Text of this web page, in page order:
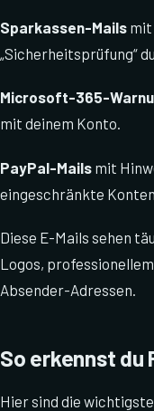
Sparkassen-Mails mit
„Sicherheitsprüfung“
Microsoft-365-
mit deinem Konto.
PayPal-Mails mit
eingeschränkte Konten.
Diese E-Mails sehen
Logos,
Absender-Adressen.
So erkennst du
Hier sind die